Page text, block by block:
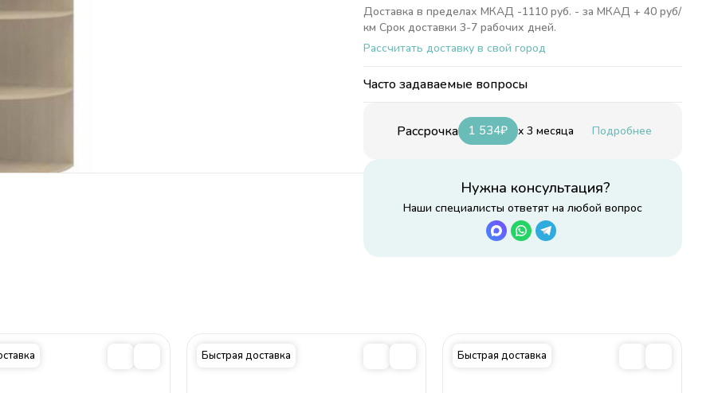
Доставка в пределах МКАД -1110 руб. - за МКАД + 40 руб/
км Срок доставки 3-7 рабочих дней.
Рассчитать доставку в свой город
Часто задаваемые вопросы
Рассрочка 1 534₽ x 3 месяца Подробнее
Нужна консультация?
Наши специалисты ответят на любой вопрос
Быстрая доставка Быстрая доставка